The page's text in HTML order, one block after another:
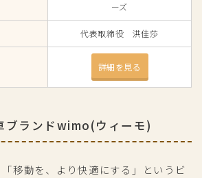
ーズ
代表取締役 洪佳莎
詳細を見る
ブランドwimo(ウィーモ)
移動を、より快適にする」というビ